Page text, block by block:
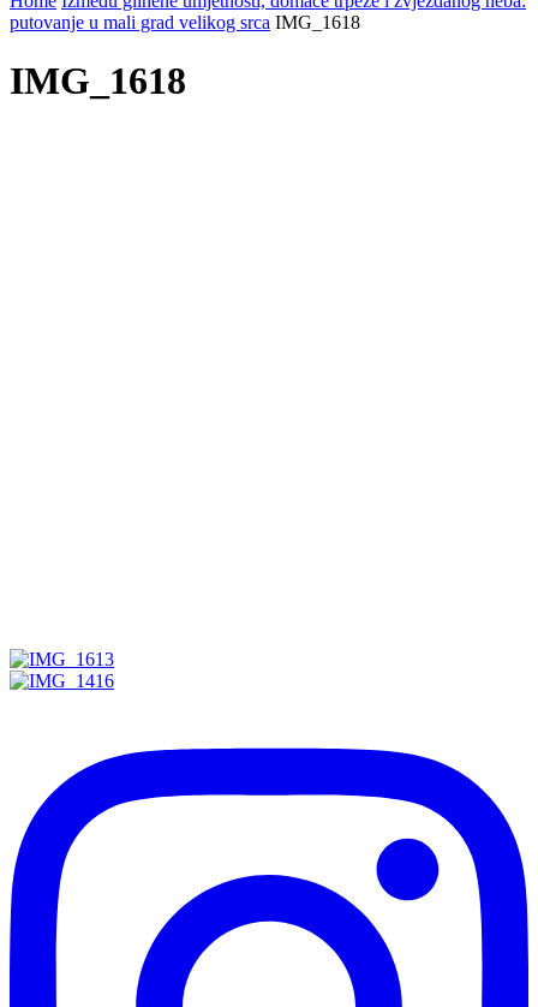
putovanje u mali grad velikog srca IMG_1618
IMG_1618